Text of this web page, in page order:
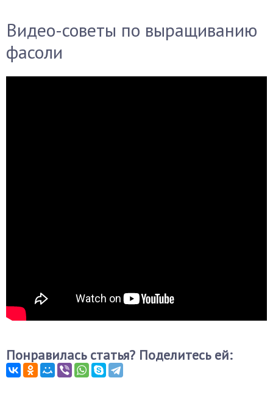
Видео-советы по выращиванию
фасоли
Понравилась статья? Поделитесь ей: